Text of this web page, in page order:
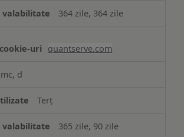
364 zile, 364 zile
quantserve.com
mc, d
Terț
365 zile, 90 zile